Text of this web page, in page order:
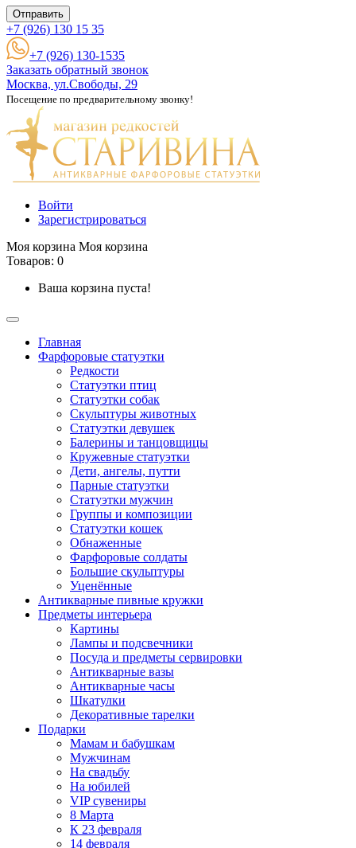
Отправить
+7 (926) 130 15 35
+7 (926) 130-1535
Заказать обратный звонок
Москва, ул.Свободы, 29
Посещение по предварительному звонку!
Войти
Зарегистрироваться
Моя корзина Моя корзина
Товаров: 0
Ваша корзина пуста!
Главная
Фарфоровые статуэтки
Редкости
Cтатуэтки птиц
Cтатуэтки собак
Скульптуры животных
Статуэтки девушек
Балерины и танцовщицы
Кружевные статуэтки
Дети, ангелы, путти
Парные статуэтки
Статуэтки мужчин
Группы и композиции
Статуэтки кошек
Обнаженные
Фарфоровые солдаты
Большие скульптуры
Уценённые
Антикварные пивные кружки
Предметы интерьера
Картины
Лампы и подсвечники
Посуда и предметы сервировки
Антикварные вазы
Антикварные часы
Шкатулки
Декоративные тарелки
Подарки
Мамам и бабушкам
Мужчинам
На свадьбу
На юбилей
VIP сувениры
8 Марта
К 23 февраля
14 февраля